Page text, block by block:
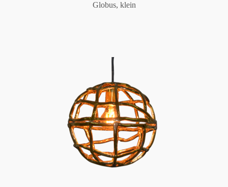
Globus, klein